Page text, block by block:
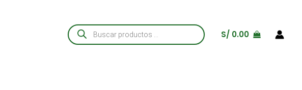
Búsqueda
de
productos
S/ 0.00